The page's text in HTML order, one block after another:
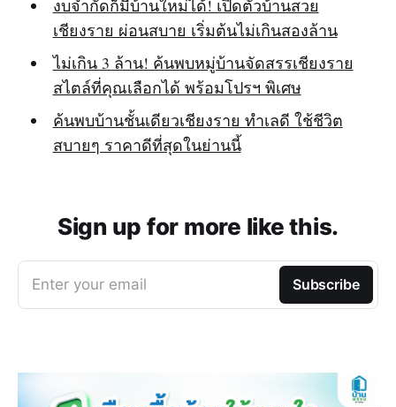
งบจำกัดก็มีบ้านใหม่ได้! เปิดตัวบ้านสวย
เชียงราย ผ่อนสบาย เริ่มต้นไม่เกินสองล้าน
ไม่เกิน 3 ล้าน! ค้นพบหมู่บ้านจัดสรรเชียงราย
สไตล์ที่คุณเลือกได้ พร้อมโปรฯ พิเศษ
ค้นพบบ้านชั้นเดียวเชียงราย ทำเลดี ใช้ชีวิต
สบายๆ ราคาดีที่สุดในย่านนี้
Sign up for more like this.
Enter your email Subscribe